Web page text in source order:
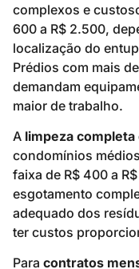
complexos e
600 a R$ 2.500,
localização do
Prédios com mais
demandam
maior de trabalho.
A limpeza
condomínios
faixa de R$ 400 a
esgotamento
adequado dos
ter custos
Para contratos